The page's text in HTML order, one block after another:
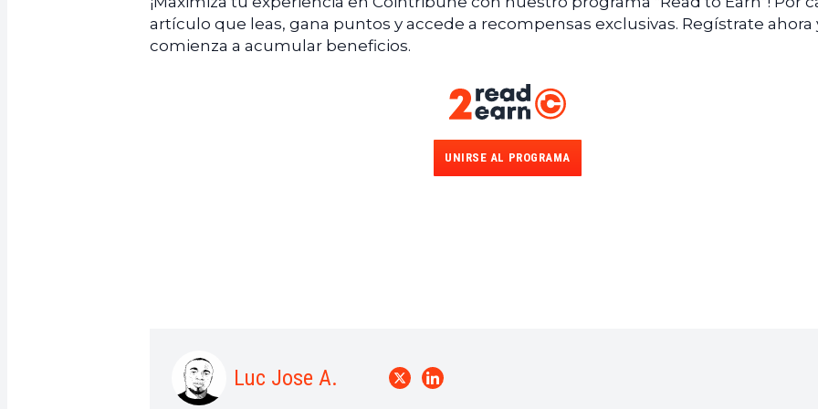
artículo que leas, gana puntos y accede a recompensas exclusivas. Regístrate ahora
comienza a acumular beneficios.
UNIRSE AL PROGRAMA
Luc Jose A.